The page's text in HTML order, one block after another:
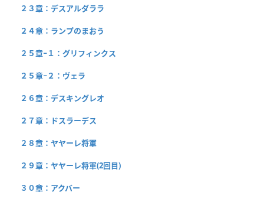
２３章：デスアルダララ
２４章：ランプのまおう
２５章−１：グリフィンクス
２５章−２：ヴェラ
２６章：デスキングレオ
２７章：ドスラーデス
２８章：ヤヤーレ将軍
２９章：ヤヤーレ将軍(2回目)
３０章：アクバー